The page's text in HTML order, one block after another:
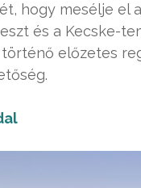
hogy mesélje el
és a Kecske-
előzetes